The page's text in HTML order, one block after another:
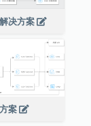
决方案
案